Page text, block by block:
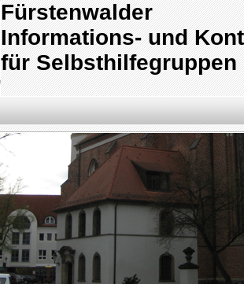
Fürstenwalder
Informations- und
für Selbsthilfegruppen